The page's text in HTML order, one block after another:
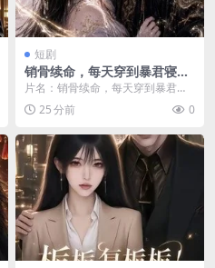
短剧
销骨续命，每天穿到暴君寝宫
吸龙气（100集）AI短剧 (202
6)
片名：销骨续命，每天穿到暴君寝
宫吸龙气（100集）AI短剧 (2026)
分类：...
25 分前 0